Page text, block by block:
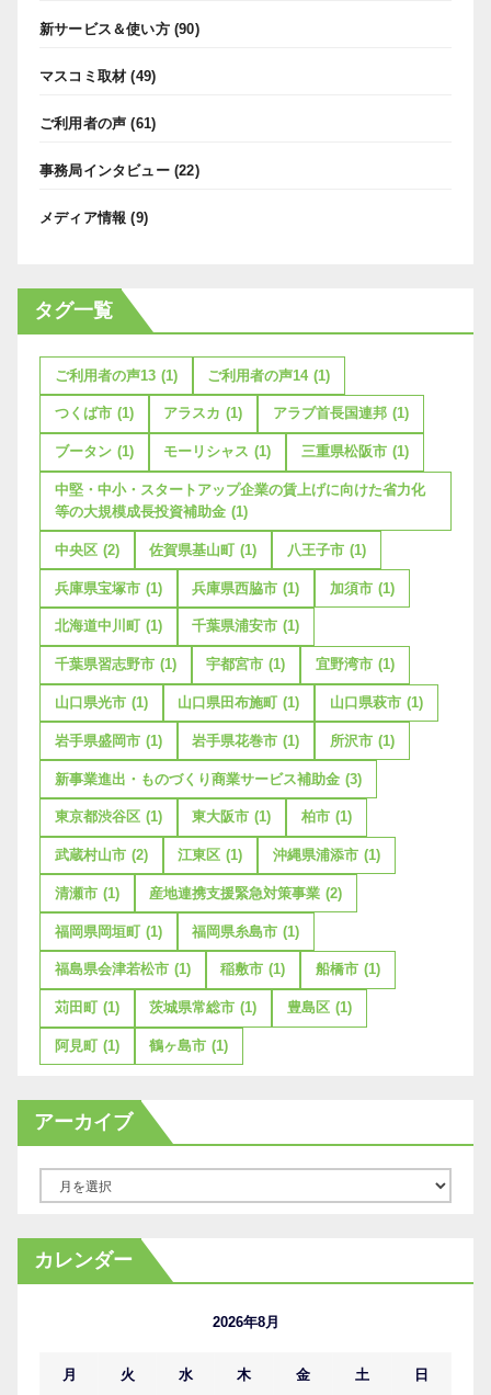
新サービス＆使い方(90)
マスコミ取材 (49)
ご利用者の声 (61)
事務局インタビュー(22)
メディア情報 (9)
タグ一覧
ご利用者の声13 (1) ご利用者の声14 (1)
つくば市 (1) アラスカ (1) アラブ首長国連邦 (1)
ブータン (1) モーリシャス (1) 三重県松阪市 (1)
中堅・中小・スタートアップ企業の賃上げに向けた省力化
等の大規模成長投資補助金 (1)
中央区 (2) 佐賀県基山町 (1) 八王子市 (1)
兵庫県宝塚市 (1) 兵庫県西脇市 (1) 加須市 (1)
北海道中川町 (1) 千葉県浦安市 (1)
千葉県習志野市 (1) 宇都宮市 (1) 宜野湾市 (1)
山口県光市 (1) 山口県田布施町 (1) 山口県萩市 (1)
岩手県盛岡市 (1) 岩手県花巻市 (1) 所沢市 (1)
新事業進出・ものづくり商業サービス補助金 (3)
東京都渋谷区 (1) 東大阪市 (1) 柏市 (1)
武蔵村山市 (2) 江東区 (1) 沖縄県浦添市 (1)
清瀬市 (1) 産地連携支援緊急対策事業 (2)
福岡県岡垣町 (1) 福岡県糸島市 (1)
福島県会津若松市 (1) 稲敷市 (1) 船橋市 (1)
苅田町 (1) 茨城県常総市 (1) 豊島区 (1)
阿見町 (1) 鶴ヶ島市 (1)
アーカイブ
カ
イ
カレンダー
2026年8月
月 火 水 木 金 土 日